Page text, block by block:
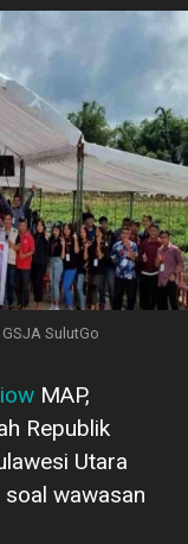
SulutGo
MAP,
Republik
Utara
wawasan